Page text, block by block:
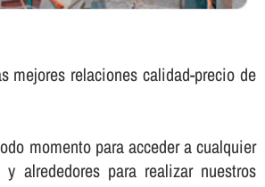
mejores relaciones calidad-precio de
momento para acceder a cualquier
alrededores para realizar nuestros